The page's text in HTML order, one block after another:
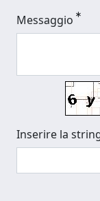
Messaggio
Inserire la